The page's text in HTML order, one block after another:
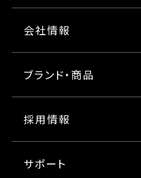
会社情報
ブランド・商品
採用情報
サポート